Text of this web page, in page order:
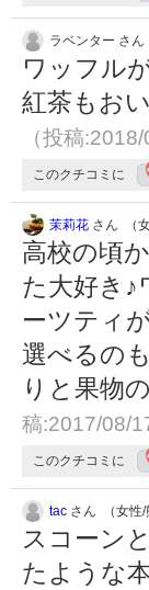
ラベンター さん
ワッフル
紅茶もお
（投稿
このクチコミに
茉莉花 さん （
高校の頃
た大好き♪
ーツティ
選べるの
りと果物
稿:2017/08/
このクチコミに
tac さん （女性/
スコーン
たような